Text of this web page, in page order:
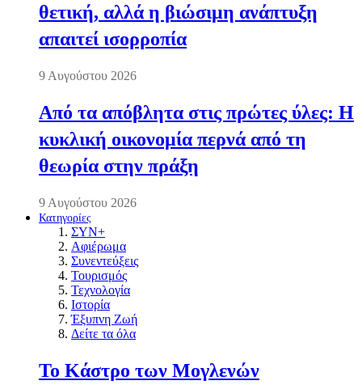
θετική, αλλά η βιώσιμη ανάπτυξη
απαιτεί ισορροπία
9 Αυγούστου 2026
Από τα απόβλητα στις πρώτες ύλες: Η
κυκλική οικονομία περνά από τη
θεωρία στην πράξη
9 Αυγούστου 2026
Κατηγορίες
ΣΥΝ+
Αφιέρωμα
Συνεντεύξεις
Τουρισμός
Τεχνολογία
Ιστορία
Έξυπνη Ζωή
Δείτε τα όλα
Το Κάστρο των Μογλενών